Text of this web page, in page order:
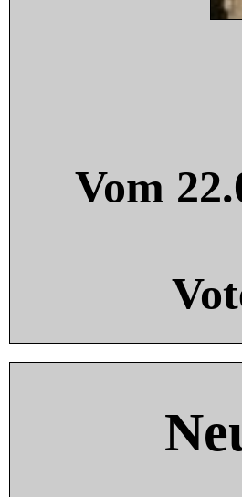
Vom